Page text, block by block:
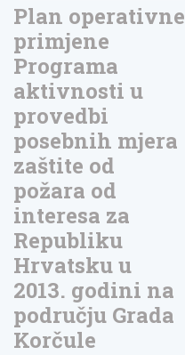
Plan operativne
primjene
Programa
aktivnosti u
provedbi
posebnih mjera
zaštite od
požara od
interesa za
Republiku
Hrvatsku u
2013. godini na
području Grada
Korčule